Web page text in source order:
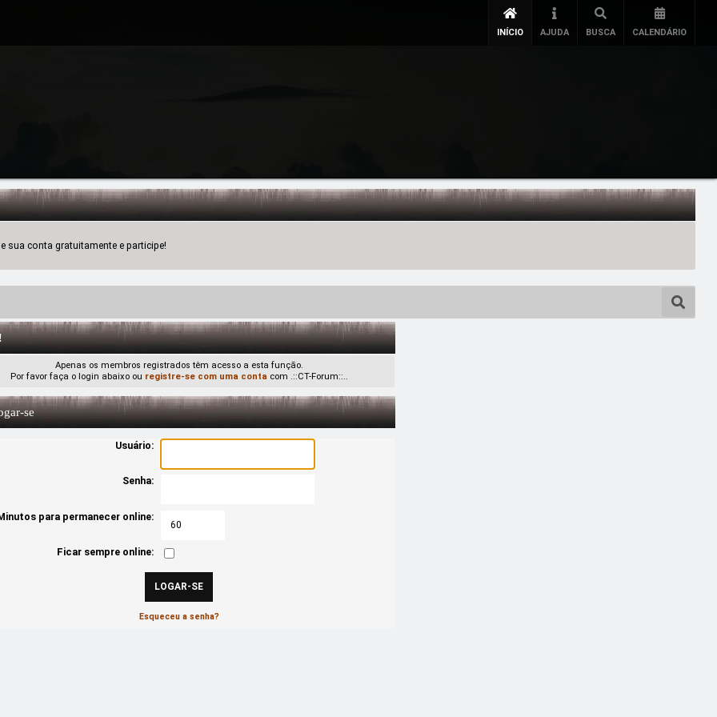
INÍCIO AJUDA BUSCA CALENDÁRIO
conta gratuitamente e participe!
Apenas os membros registrados têm acesso a esta função.
Por favor faça o login abaixo ou registre-se com uma conta com .::CT-Forum::..
se
Usuário:
Senha:
para permanecer online:
Ficar sempre online:
Esqueceu a senha?